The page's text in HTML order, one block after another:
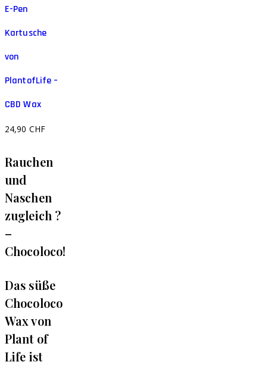
E-Pen
Kartusche
von
PlantofLife –
CBD Wax
24,90 CHF
Rauchen
und
Naschen
zugleich ?
–
Chocoloco!
Das süße
Chocoloco
Wax von
Plant of
Life ist